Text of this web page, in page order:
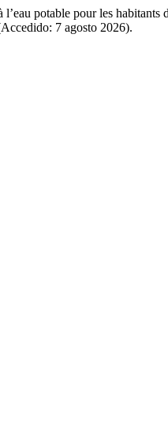
potable pour les habitants
7 agosto 2026).